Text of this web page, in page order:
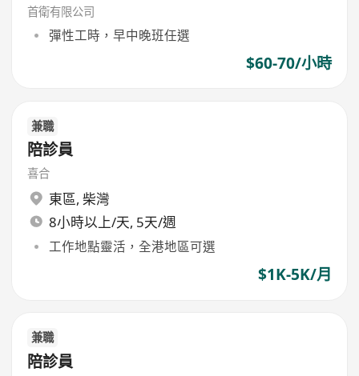
首衛有限公司
彈性工時，早中晚班任選
$60-70/小時
兼職
陪診員
喜合
東區, 柴灣
8小時以上/天, 5天/週
工作地點靈活，全港地區可選
$1K-5K/月
兼職
陪診員